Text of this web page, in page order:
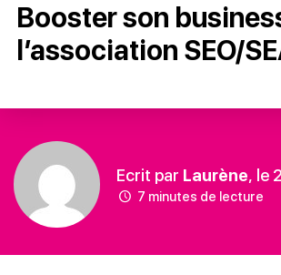
Booster son
l’association SEO/
Ecrit par Laurène, le
7 minutes de lecture